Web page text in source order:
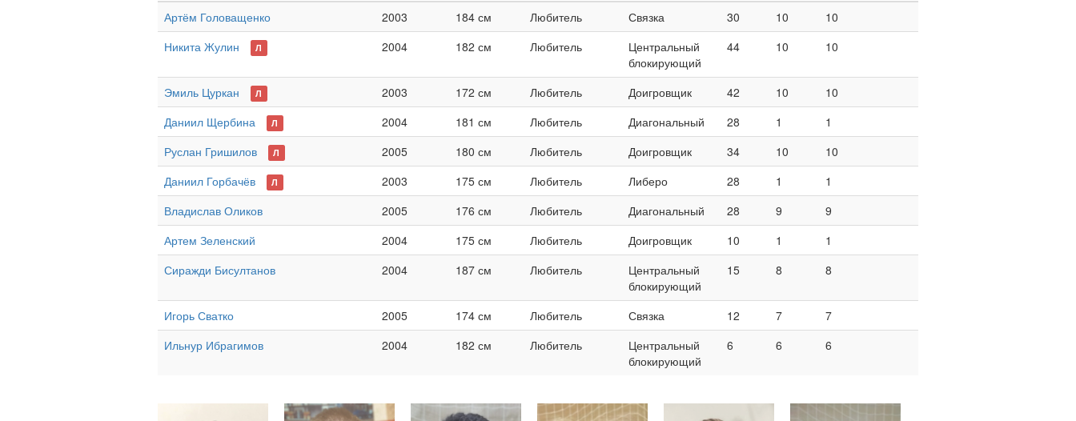
Артём Головащенко
2003 184 см Любитель Связка 30 10
10
Никита Жулин
Л 2004 182 см Любитель
Центральный
блокирующий
44 10 10
Эмиль Цуркан Л 2003 172 см Любитель Доигровщик 42 10
10
Даниил Щербина
Л 2004 181 см Любитель Диагональный 28 1
1
Руслан Гришилов
Л 2005 180 см Любитель Доигровщик 34 10
10
Даниил Горбачёв
Л 2003 175 см Любитель Либеро 28 1
1
Владислав Оликов
2005 176 см Любитель Диагональный 28 9
9
Артем Зеленский
2004 175 см Любитель Доигровщик 10 1
1
Сиражди Бисултанов
2004 187 см Любитель
Центральный
блокирующий
15 8 8
Игорь Сватко 2005 174 см Любитель Связка 12 7
7
Ильнур Ибрагимов
2004 182 см Любитель
Центральный
блокирующий
6 6 6